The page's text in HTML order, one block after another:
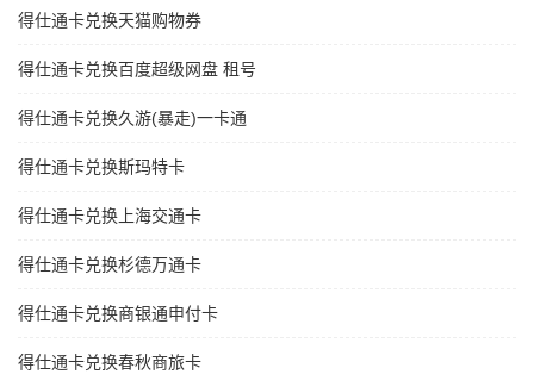
得仕通卡兑换天猫购物券
得仕通卡兑换百度超级网盘 租号
得仕通卡兑换久游(暴走)一卡通
得仕通卡兑换斯玛特卡
得仕通卡兑换上海交通卡
得仕通卡兑换杉德万通卡
得仕通卡兑换商银通申付卡
得仕通卡兑换春秋商旅卡